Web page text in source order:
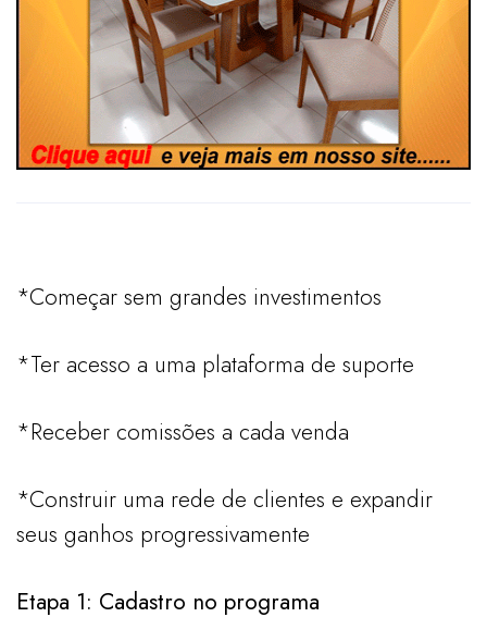
*Começar sem grandes investimentos
*Ter acesso a uma plataforma de suporte
*Receber comissões a cada venda
*Construir uma rede de clientes e expandir
seus ganhos progressivamente
Etapa 1: Cadastro no programa